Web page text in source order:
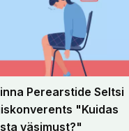
Perearstide Seltsi
"Kuidas
väsimust?"